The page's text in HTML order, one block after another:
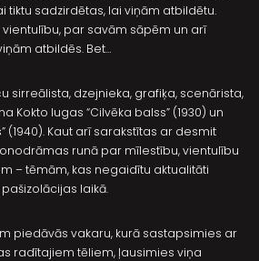
tiktu sadzirdētas, lai viņām atbildētu.
par savām sāpēm un arī
atbildēs. Bet…
sirreālista, dzejnieka, grafiķa, scenārista,
Kokto lugas “Cilvēka balss” (1930) un
(1940). Kaut arī sarakstītas ar desmit
runā par mīlestību, vientulību
– tēmām, kas negaidītu aktualitāti
laikā.
piedāvās vakaru, kurā sastapsimies ar
radītajiem tēliem, ļausimies viņa